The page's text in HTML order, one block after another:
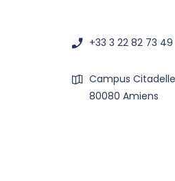
+33 3 22 82 73 49
Campus
80080 Amiens